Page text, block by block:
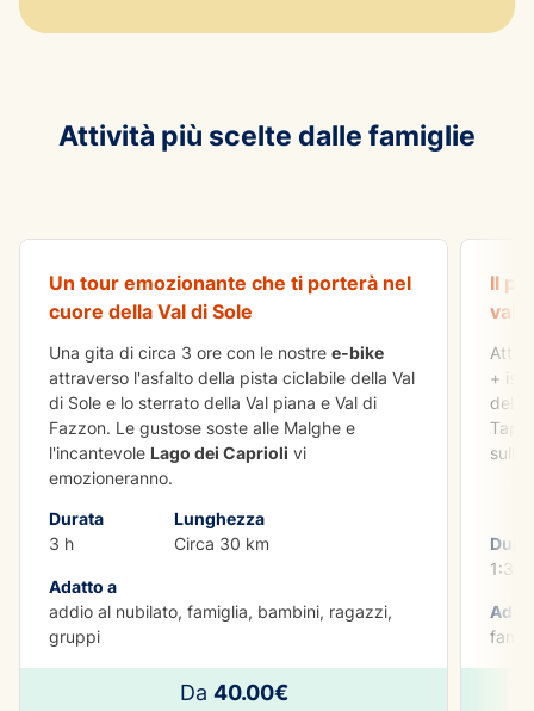
Attività più scelte dalle famiglie
DIVERTIMENTO
Un tour emozionante che ti porterà nel
cuore della Val di Sole
Una gita di circa 3 ore con le nostre e-bike
attraverso l'asfalto della pista ciclabile della Val
di Sole e lo sterrato della Val piana e Val di
Fazzon. Le gustose soste alle Malghe e
l'incantevole Lago dei Caprioli vi
emozioneranno.
Durata
3 h
Lunghezza
Circa 30 km
Adatto a
addio al nubilato, famiglia, bambini, ragazzi,
gruppi
Da 40.00€
Il
+
della
sulla
1:30